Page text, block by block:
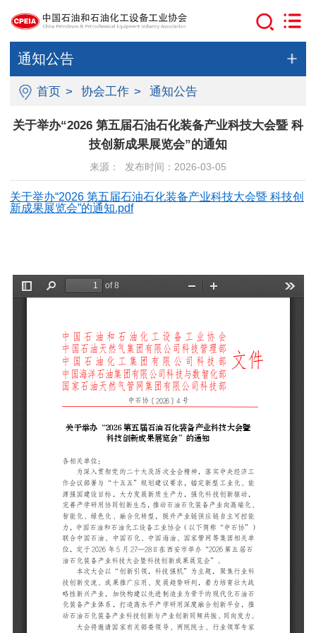
通知公告
首页 > 协会工作 > 通知公告
关于举办“2026 第五届石油石化装备产业科技大会暨 科
技创新成果展览会”的通知
来源： 发布时间：2026-03-05
关于举办“2026 第五届石油石化装备产业科技大会暨 科技创
新成果展览会”的通知.pdf